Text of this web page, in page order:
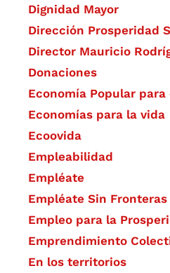
Dignidad Mayor
Dirección Prosperidad
Director Mauricio
Donaciones
Economía Popular para
Economías para la vida
Ecoovida
Empleabilidad
Empléate
Empléate Sin Fronteras
Empleo para la
Emprendimiento
En los territorios